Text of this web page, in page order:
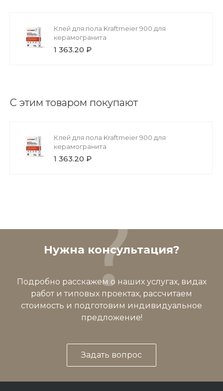
Клей для пола Kraftmeier 900 для
керамогранита
1 363.20 ₽
С этим товаром покупают
Клей для пола Kraftmeier 900 для
керамогранита
1 363.20 ₽
Нужна консультация?
Подробно расскажем о наших услугах, видах
работ и типовых проектах, рассчитаем
стоимость и подготовим индивидуальное
предложение!
Задать вопрос